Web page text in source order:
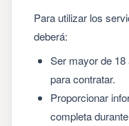
Para utilizar los
deberá:
Ser mayor de 18
para contratar.
Proporcionar
completa